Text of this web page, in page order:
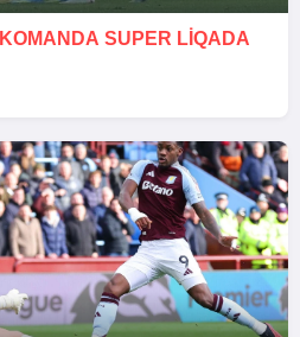
KOMANDA SUPER LIQADA